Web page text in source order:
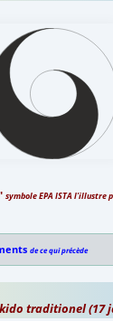
Hotou
symbole EPA ISTA l'illustre
de ce qui précède
traditionel (17